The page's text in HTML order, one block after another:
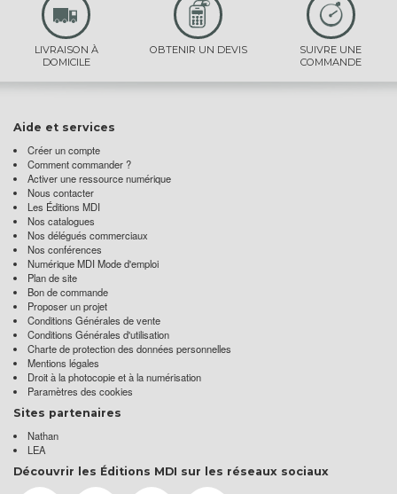
LIVRAISON À
DOMICILE
OBTENIR UN DEVIS
SUIVRE UNE
COMMANDE
Aide et services
Créer un compte
Comment commander ?
Activer une ressource numérique
Nous contacter
Les Éditions MDI
Nos catalogues
Nos délégués commerciaux
Nos conférences
Numérique MDI Mode d'emploi
Plan de site
Bon de commande
Proposer un projet
Conditions Générales de vente
Conditions Générales d'utilisation
Charte de protection des données personnelles
Mentions légales
Droit à la photocopie et à la numérisation
Paramètres des cookies
Sites partenaires
Nathan
LEA
Découvrir les Éditions MDI sur les réseaux sociaux